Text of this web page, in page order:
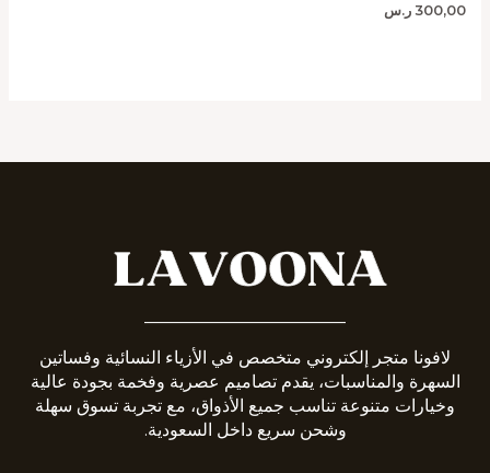
300,00 ر.س
لافونا متجر إلكتروني متخصص في الأزياء النسائية وفساتين
السهرة والمناسبات، يقدم تصاميم عصرية وفخمة بجودة عالية
وخيارات متنوعة تناسب جميع الأذواق، مع تجربة تسوق سهلة
وشحن سريع داخل السعودية.